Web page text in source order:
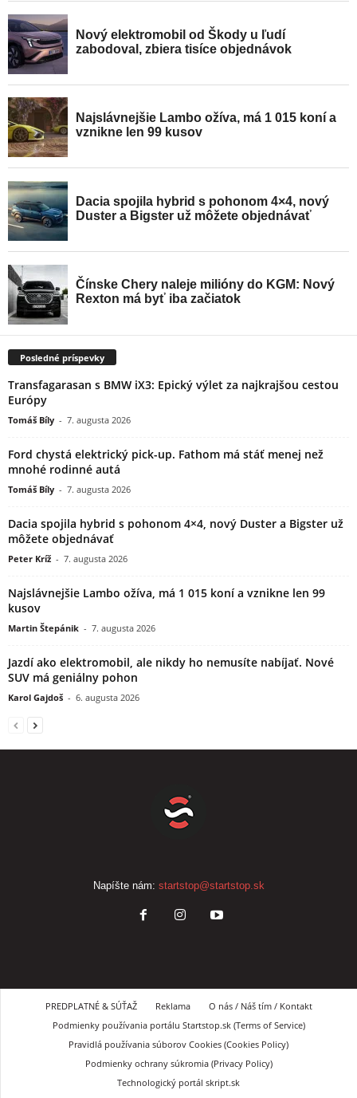
Posledné príspevky
Transfagarasan s BMW iX3: Epický výlet za najkrajšou cestou
Európy
Tomáš Bíly - 7. augusta 2026
Ford chystá elektrický pick-up. Fathom má stáť menej než
mnohé rodinné autá
Tomáš Bíly - 7. augusta 2026
Dacia spojila hybrid s pohonom 4×4, nový Duster a Bigster už
môžete objednávať
Peter Kríž - 7. augusta 2026
Najslávnejšie Lambo ožíva, má 1 015 koní a vznikne len 99
kusov
Martin Štepánik - 7. augusta 2026
Jazdí ako elektromobil, ale nikdy ho nemusíte nabíjať. Nové
SUV má geniálny pohon
Karol Gajdoš - 6. augusta 2026
Napíšte nám: startstop@startstop.sk
PREDPLATNÉ & SÚŤAŽ Reklama
O nás / Náš tím / Kontakt
Podmienky používania portálu Startstop.sk (Terms of Service)
Pravidlá používania súborov Cookies (Cookies Policy)
Podmienky ochrany súkromia (Privacy Policy)
Technologický portál skript.sk